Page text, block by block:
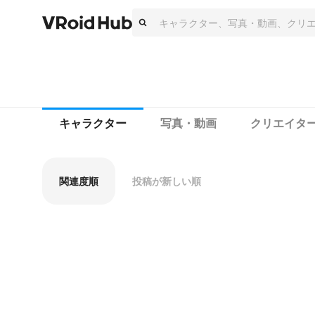
キャラクター 写真・動画 クリエイタ
関連度順 投稿が新しい順